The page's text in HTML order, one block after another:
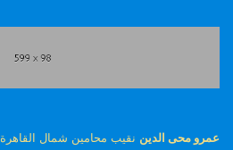
عمرو محى الدين نقيب محامين شمال القاهرة